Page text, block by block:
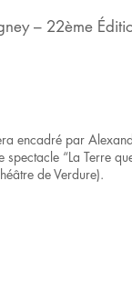
– 22ème
encadré par
“La Terre
de Verdure).